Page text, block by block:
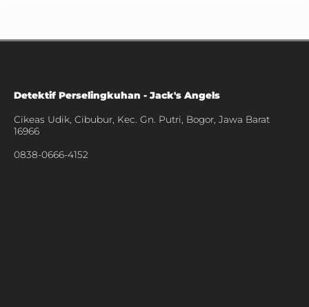
Detektif Perselingkuhan - Jack's Angels
Cikeas Udik, Cibubur, Kec. Gn. Putri, Bogor, Jawa Barat
16966
0838-0666-4152